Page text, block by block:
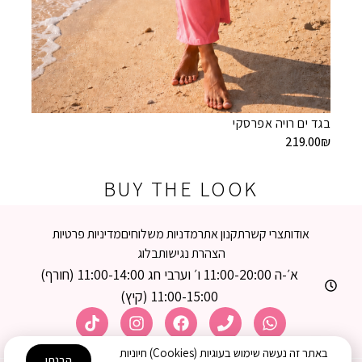
בגד ים רויה אפרסקי
219.00₪
BUY THE LOOK
אודותצרי קשרתקנון אתרמדניות משלוחיםמדיניות פרטיות
הצהרת נגישותבלוג
א׳-ה 11:00-20:00 ו׳ וערבי חג 11:00-14:00 (חורף)
11:00-15:00 (קיץ)
באתר זה נעשה שימוש בעוגיות (Cookies) חיוניות